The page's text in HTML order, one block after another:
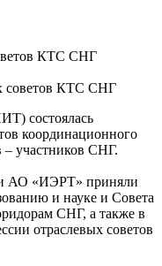
КТС СНГ
советов КТС СНГ
состоялась
координационного
– участников СНГ.
АО «ИЭРТ» приняли
и науке и Совета
СНГ, а также в
отраслевых советов